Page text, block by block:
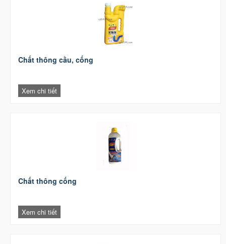
Chất thông cầu, cống
Xem chi tiết
Chất thông cống
Xem chi tiết